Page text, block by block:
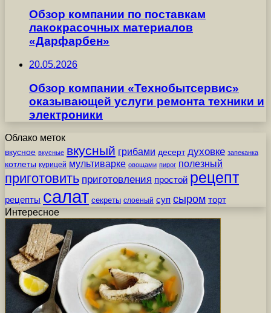
Обзор компании по поставкам
лакокрасочных материалов
«Дарфарбен»
20.05.2026
Обзор компании «Технобытсервис»
оказывающей услуги ремонта техники и
электроники
Облако меток
вкусное вкусные вкусный грибами десерт духовке запеканка
котлеты курицей мультиварке овощами пирог полезный
приготовить приготовления простой рецепт
рецепты салат секреты слоеный суп сыром торт
Интересное